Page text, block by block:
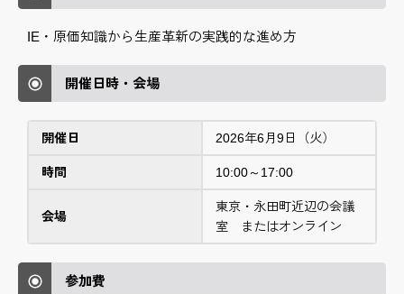
IE・原価知識から生産革新の実践的な進め方
開催日時・会場
開催日 2026年6月9日（火）
時間 10:00～17:00
会場
東京・永田町近辺の会議
室 またはオンライン
参加費